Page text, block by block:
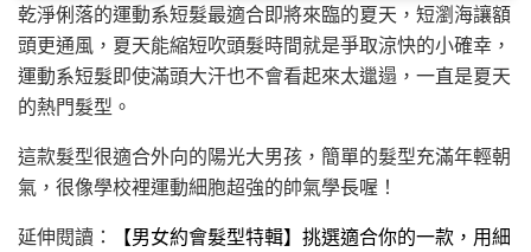
乾淨俐落的運動系短髮最適合即將來臨的夏天，短瀏海讓額
頭更通風，夏天能縮短吹頭髮時間就是爭取涼快的小確幸，
運動系短髮即使滿頭大汗也不會看起來太邋遢，一直是夏天
的熱門髮型。
這款髮型很適合外向的陽光大男孩，簡單的髮型充滿年輕朝
氣，很像學校裡運動細胞超強的帥氣學長喔！
延伸閱讀：
【男女約會髮型特輯】挑選適合你的一款，用細